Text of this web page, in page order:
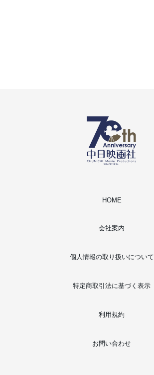
HOME
会社案内
個人情報の取り扱いについて
特定商取引法に基づく表示
利用規約
お問い合わせ